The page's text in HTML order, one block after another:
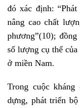
đó xác định:
nâng cao chất
phương”(10);
số lượng cụ thể
ở miền Nam.
Trong cuộc
dựng, phát triển